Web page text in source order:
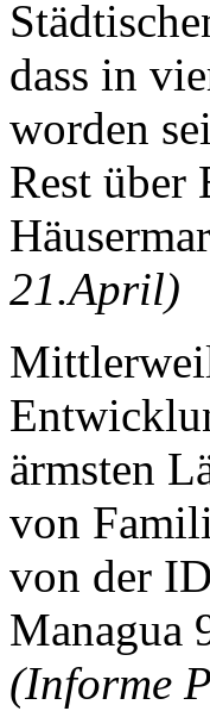
dass in
worden
Rest über
21.April)
ärmsten
von
von der
Managua
(Informe